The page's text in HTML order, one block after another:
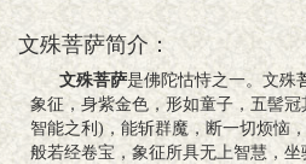
文殊菩萨简介：
文殊菩萨是佛陀怙恃之一。文殊
象征，身紫金色，形如童子，五髻
智能之利)，能斩群魔，断一切烦恼
般若经卷宝，象征所具无上智慧，